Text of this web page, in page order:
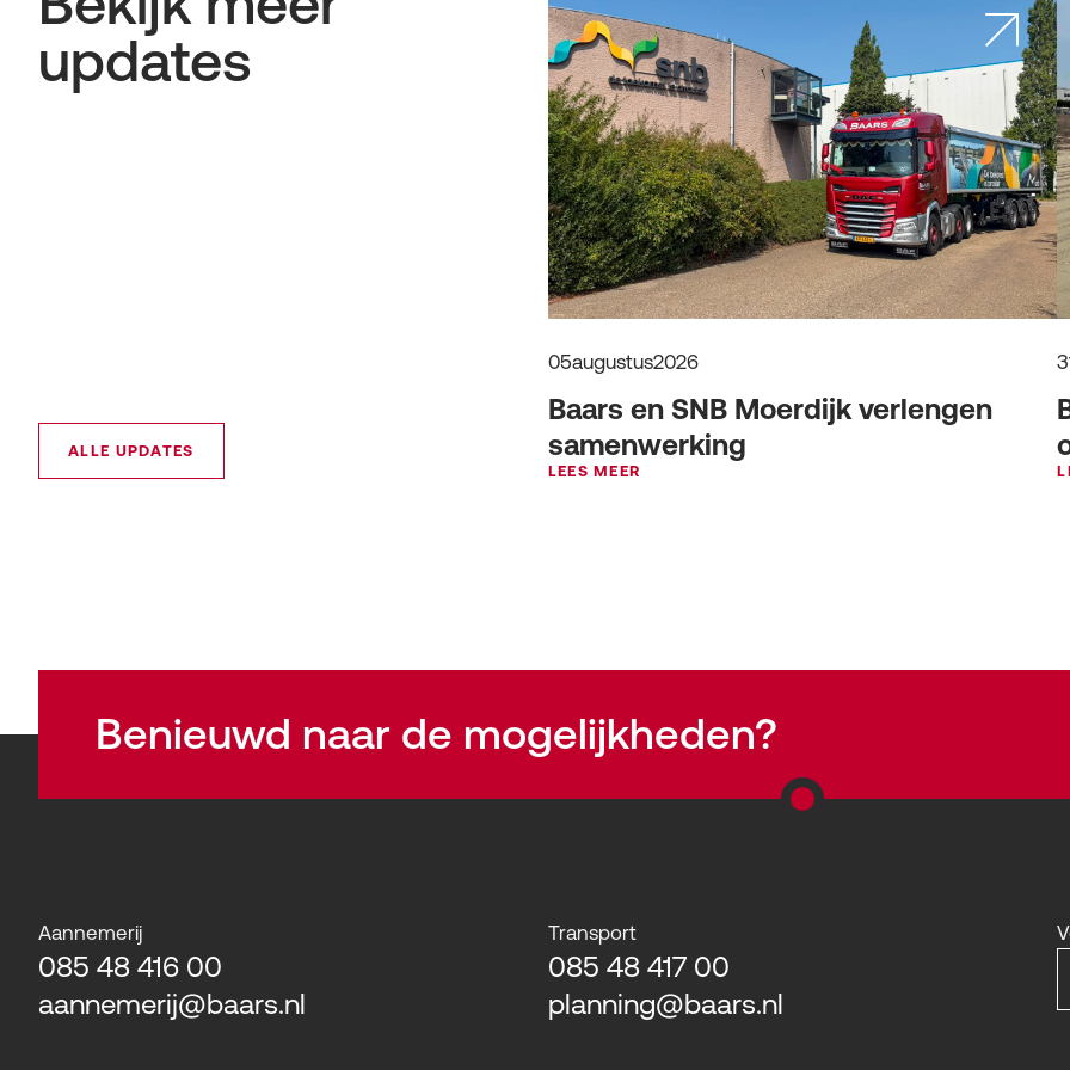
updates
ALLE UPDATES
05augustus2026
Baars en SNB Moerdijk verlengen
samenwerking
LEES MEER
Benieuwd naar de mogelijkheden?
Aannemerij
085 48 416 00
aannemerij@baars.nl
Transport
085 48 417 00
planning@baars.nl